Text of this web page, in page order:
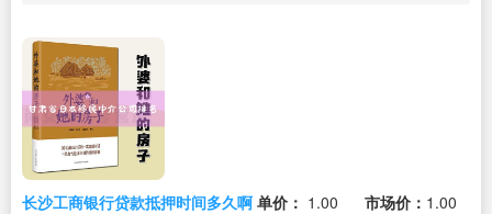
长沙工商银行贷款抵押时间多久啊 单价： 1.00 市场价： 1.00